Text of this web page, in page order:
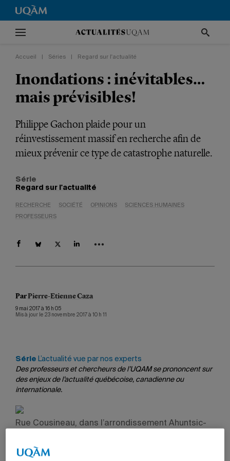
Accueil Séries Regard sur l'actualité
Inondations : inévitables…
mais prévisibles!
Philippe Gachon plaide pour un
réinvestissement massif en recherche afin de
mieux prévenir ce type de catastrophe naturelle.
Série
Regard sur l'actualité
RECHERCHE SOCIÉTÉ OPINIONS
SCIENCES HUMAINES
PROFESSEURS
ParPierre-Etienne Caza
9 mai 2017 à 16 h 05
Mis à jour le 23 novembre 2017 à 10 h 11
Série L’actualité vue par nos experts
Des professeurs et chercheurs de l’UQAM se prononcent sur
des enjeux de l’actualité québécoise, canadienne ou
internationale.
Rue Cousineau, dans l’arrondissement Ahuntsic-